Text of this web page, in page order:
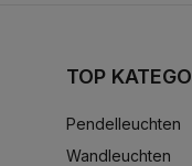
TOP
Pendelleuchten
Wandleuchten